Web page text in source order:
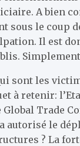
A bien
sous le coup
Il est
sont les
à retenir:
Trade
autorisé le
? La